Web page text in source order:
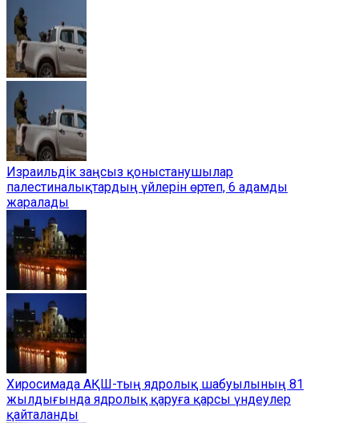
Израильдік заңсыз қоныстанушылар
палестиналықтардың үйлерін өртеп, 6 адамды
жаралады
Хиросимада АҚШ-тың ядролық шабуылының 81
жылдығында ядролық қаруға қарсы үндеулер
қайталанды